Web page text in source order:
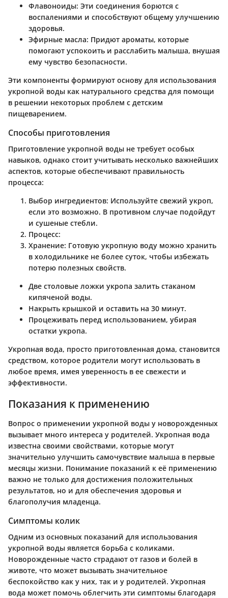
Флавоноиды: Эти соединения борются с
воспалениями и способствуют общему улучшению
здоровья.
Эфирные масла: Придют ароматы, которые
помогают успокоить и расслабить малыша, внушая
ему чувство безопасности.
Эти компоненты формируют основу для использования
укропной воды как натурального средства для помощи
в решении некоторых проблем с детским
пищеварением.
Способы приготовления
Приготовление укропной воды не требует особых
навыков, однако стоит учитывать несколько важнейших
аспектов, которые обеспечивают правильность
процесса:
Выбор ингредиентов: Используйте свежий укроп,
если это возможно. В противном случае подойдут
и сушеные стебли.
Процесс:
Хранение: Готовую укропную воду можно хранить
в холодильнике не более суток, чтобы избежать
потерю полезных свойств.
Две столовые ложки укропа залить стаканом
кипяченой воды.
Накрыть крышкой и оставить на 30 минут.
Процеживать перед использованием, убирая
остатки укропа.
Укропная вода, просто приготовленная дома, становится
средством, которое родители могут использовать в
любое время, имея уверенность в ее свежести и
эффективности.
Показания к применению
Вопрос о применении укропной воды у новорожденных
вызывает много интереса у родителей. Укропная вода
известна своими свойствами, которые могут
значительно улучшить самочувствие малыша в первые
месяцы жизни. Понимание показаний к её применению
важно не только для достижения положительных
результатов, но и для обеспечения здоровья и
благополучия младенца.
Симптомы колик
Одним из основных показаний для использования
укропной воды является борьба с коликами.
Новорожденные часто страдают от газов и болей в
животе, что может вызывать значительное
беспокойство как у них, так и у родителей. Укропная
вода может помочь облегчить эти симптомы благодаря